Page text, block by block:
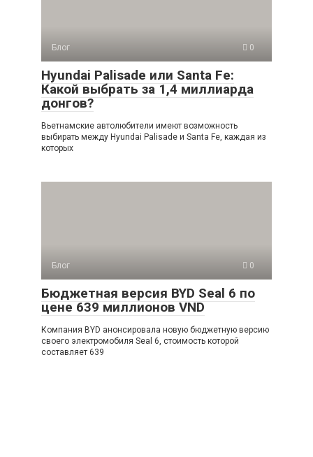
Блог 0
Hyundai Palisade или Santa Fe:
Какой выбрать за 1,4 миллиарда
донгов?
Вьетнамские автолюбители имеют возможность
выбирать между Hyundai Palisade и Santa Fe, каждая из
которых
Блог 0
Бюджетная версия BYD Seal 6 по
цене 639 миллионов VND
Компания BYD анонсировала новую бюджетную версию
своего электромобиля Seal 6, стоимость которой
составляет 639